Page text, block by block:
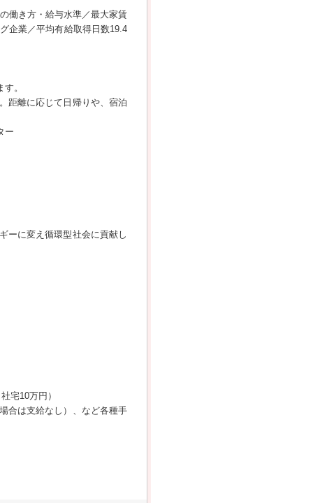
働き方・給与水準／最大家賃
企業／平均有給取得日数19.4
。
距離に応じて日帰りや、宿泊
ー
ーに変え循環型社会に貢献し
宅10万円）
合は支給なし）、など各種手